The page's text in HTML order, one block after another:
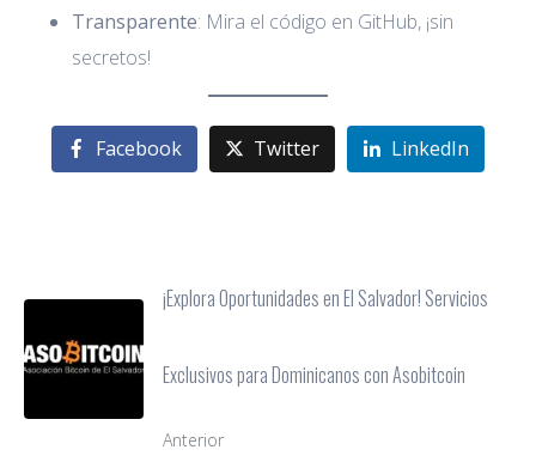
Transparente: Mira el código en GitHub, ¡sin
secretos!
Facebook Twitter LinkedIn
¡Explora Oportunidades en El Salvador! Servicios
Exclusivos para Dominicanos con Asobitcoin
Anterior